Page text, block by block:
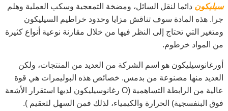
سيليكون دائما لنقل السائل، ومضخة التمعجية وسكب العملية وهلم
جرا. هذه المادة سوف تناقش مزايا وحدود خراطيم السيليكون
ومتغير التي تحتاج إلى النظر فيها من خلال مقارنة نوعية أنواع كثيرة
من المواد خرطوم.
أورغانوسيليكون هو اسم الشركة من العديد من المنتجات، ولكن
العديد منها مصنوعة من بدمس. خصائص هذه البوليمرات هي قوة
عالية من الرابطة التساهمية (O
رغانوسيليكون لديها استقرار الأشعة
فوق البنفسجية) الحرارة والكيمياء، لذلك فمن السهل لتعقيم ).